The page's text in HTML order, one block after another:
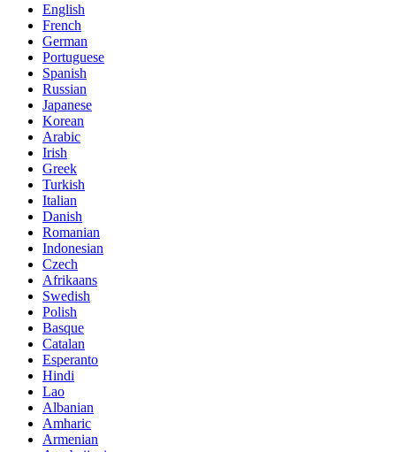
English
French
German
Portuguese
Spanish
Russian
Japanese
Korean
Arabic
Irish
Greek
Turkish
Italian
Danish
Romanian
Indonesian
Czech
Afrikaans
Swedish
Polish
Basque
Catalan
Esperanto
Hindi
Lao
Albanian
Amharic
Armenian